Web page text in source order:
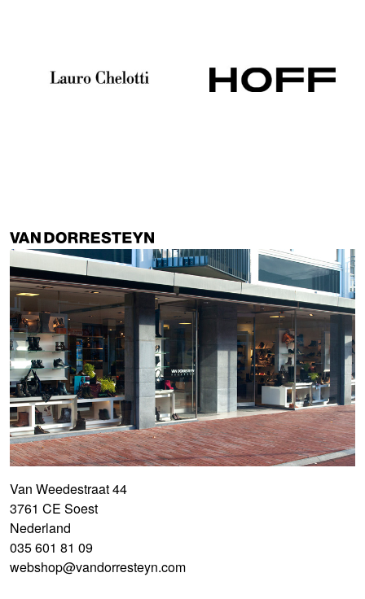
Van Weedestraat 44
3761 CE Soest
Nederland
035 601 81 09
webshop@vandorresteyn.com